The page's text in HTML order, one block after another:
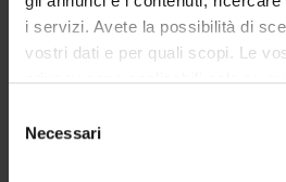
i servizi. Avete la possibilità di
vostri dati e per quali scopi. Le
privacy sono applicabili solo su
modificare o revocare il proprio
momento dalla Dichiarazione sui
delNecessari
Id prodotto:
95266
Handle IRIS:
ultima modifica: